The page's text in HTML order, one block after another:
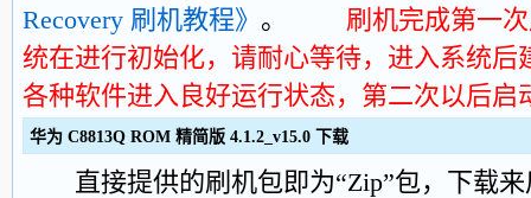
Recovery 刷机教程》 。 刷机完成第一
统在进行初始化，请耐心等待，进入系统后
各种软件进入良好运行状态，第二次以后启
华为 C8813Q ROM 精简版 4.1.2_v15.0 下载
直接提供的刷机包即为“Zip”包，下载来